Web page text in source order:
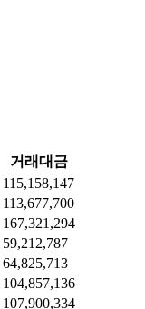
거래대금
115,158,147
113,677,700
167,321,294
59,212,787
64,825,713
104,857,136
107,900,334